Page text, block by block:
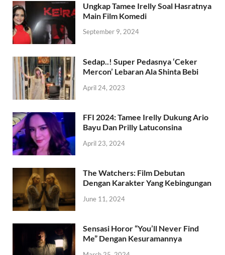
Ungkap Tamee Irelly Soal Hasratnya
Main Film Komedi
September 9, 2024
Sedap..! Super Pedasnya ‘Ceker
Mercon’ Lebaran Ala Shinta Bebi
April 24, 2023
FFI 2024: Tamee Irelly Dukung Ario
Bayu Dan Prilly Latuconsina
April 23, 2024
The Watchers: Film Debutan
Dengan Karakter Yang Kebingungan
June 11, 2024
Sensasi Horor “You’ll Never Find
Me” Dengan Kesuramannya